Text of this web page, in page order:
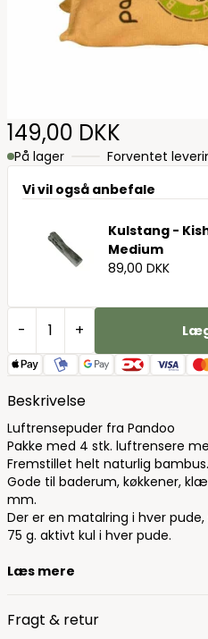
149,00 DKK
På lager
Forventet
Vi vil også anbefale
Kulstang -
Medium
89,00 DKK
- +
Beskrivelse
Luftrensepuder fra Pandoo
Pakke med 4 stk. luftrensere
Fremstillet helt naturlig bambus.
Gode til baderum, køkkener,
mm.
Der er en matalring i hver
75 g. aktivt kul i hver pude.
Læs mere
Fragt & retur